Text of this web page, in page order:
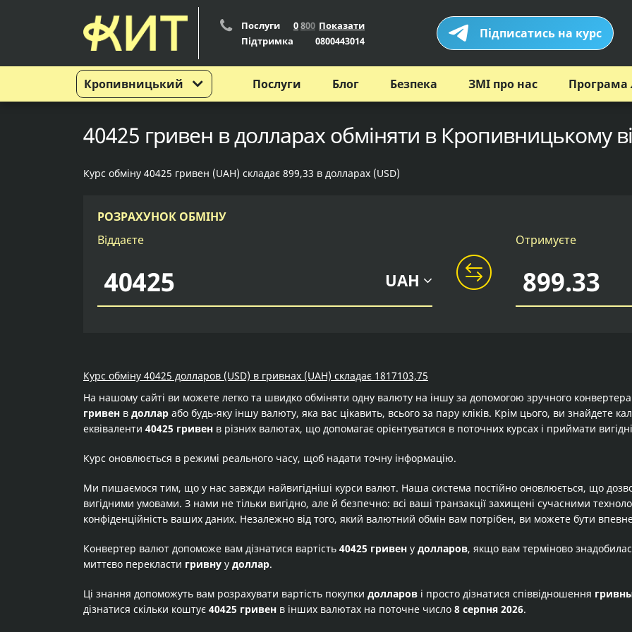
Кропивницький
Послуги 0800 Показати
Підтримка
0800443014 Підписатись на курс
Послуги Блог Безпека ЗМІ про нас Програма
40425 гривен в долларах обміняти в Кропивницькому
Курс обміну 40425 гривен (UAH) складає 899,33 в долларах (USD)
РОЗРАХУНОК ОБМІНУ
Віддаєте
UAH
Отримуєте
Курс обміну 40425 долларов (USD) в гривнах (UAH) складає 1817103,75
На нашому сайті ви можете легко та швидко обміняти одну валюту на іншу за допомогою зручного
гривен в доллар або будь-яку іншу валюту, яка вас цікавить, всього за пару кліків. Крім цього, ви знайдете
еквіваленти 40425 гривен в різних валютах, що допомагає орієнтуватися в поточних курсах і приймати
Курс оновлюється в режимі реального часу, щоб надати точну інформацію.
Ми пишаємося тим, що у нас завжди найвигідніші курси валют. Наша система постійно оновлюється, що
вигідними умовами. З нами не тільки вигідно, але й безпечно: всі ваші транзакції захищені сучасними
конфіденційність ваших даних. Незалежно від того, який валютний обмін вам потрібен, ви можете бути
Конвертер валют допоможе вам дізнатися вартість 40425 гривен у долларов, якщо вам терміново
миттєво перекласти гривну у доллар.
Ці знання допоможуть вам розрахувати вартість покупки долларов і просто дізнатися співвідношення
дізнатися скільки коштує 40425 гривен в інших валютах на поточне число 8 серпня 2026.